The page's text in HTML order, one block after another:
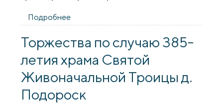
Подробнее
посетили храм агрогородка Подороск
Торжества по случаю 385-
летия храма Святой
Живоначальной Троицы д.
Подороск